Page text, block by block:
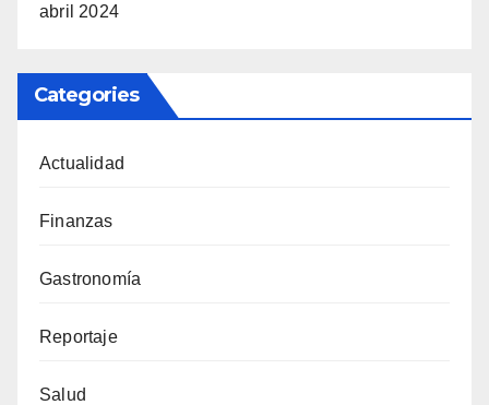
abril 2024
Categories
Actualidad
Finanzas
Gastronomía
Reportaje
Salud